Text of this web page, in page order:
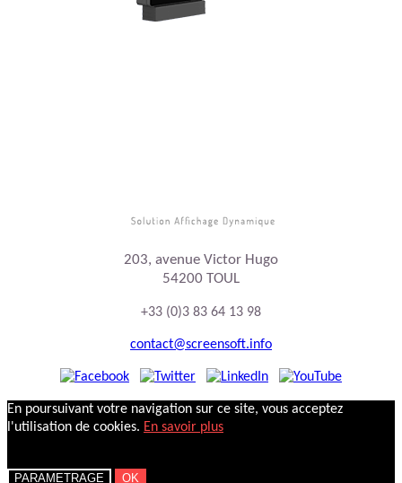
203, avenue Victor Hugo
54200 TOUL
+33 (0)3 83 64 13 98
contact@screensoft.info
En poursuivant votre navigation sur ce site, vous acceptez
l'utilisation de cookies. En savoir plus
PARAMETRAGE OK